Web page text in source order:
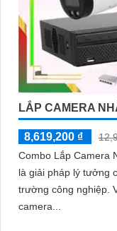
LẮP CAMERA
8,619,200 ₫
Combo Lắp Camera
là giải pháp lý tưởng
trường công nghiệp. Với thiết kế tinh tế và chất lượng tốt,
camera...